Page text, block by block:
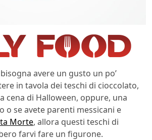
avere un gusto un po’
in tavola dei teschi di cioccolato,
cena di Halloween, oppure, una
o se avete parenti messicani e
Morte, allora questi teschi di
farvi fare un figurone.